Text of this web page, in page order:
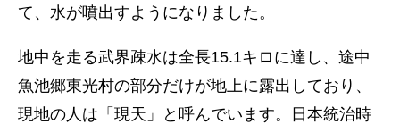
て、水が噴出すようになりました。
地中を走る武界疎水は全長15.1キロに達し、途中
魚池郷東光村の部分だけが地上に露出しており、
現地の人は「現天」と呼んでいます。日本統治時